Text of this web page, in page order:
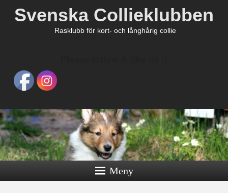
Svenska Collieklubben
Rasklubb för kort- och långhårig collie
Meny